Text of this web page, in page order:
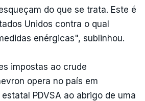
do que se trata. Este é
Unidos contra o qual
enérgicas", sublinhou.
impostas ao crude
opera no país em
PDVSA ao abrigo de uma